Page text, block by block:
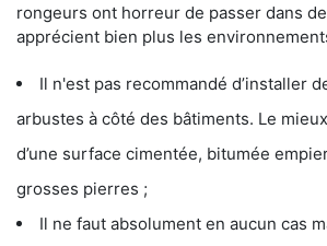
rongeurs ont horreur de passer dans
apprécient bien plus les
Il n'est pas recommandé d’installer
arbustes à côté des bâtiments. Le
d’une surface cimentée, bitumée
grosses pierres ;
Il ne faut absolument en aucun cas